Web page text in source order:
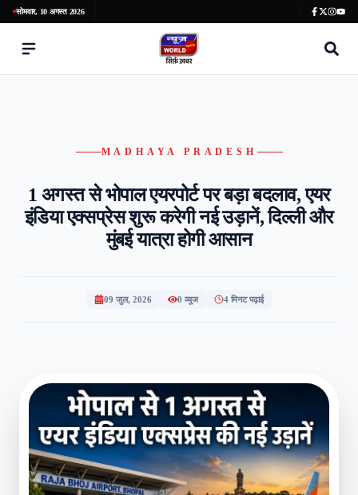
सोमवार, 10 अगस्त 2026
MADHAYA PRADESH
1 अगस्त से भोपाल एयरपोर्ट पर बड़ा बदलाव, एयर
इंडिया एक्सप्रेस शुरू करेगी नई उड़ानें, दिल्ली और
मुंबई यात्रा होगी आसान
09 जुल, 2026 0 व्यूज 4 मिनट पढ़ाई